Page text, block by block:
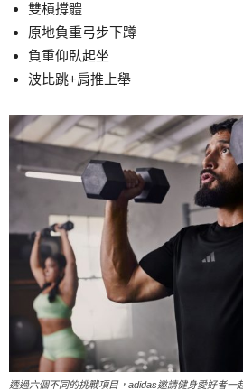
雙槓撐體
原地負重弓步下蹲
負重仰臥起坐
波比跳+肩推上舉
透過六個不同的挑戰項目，adidas邀請健身愛好者一